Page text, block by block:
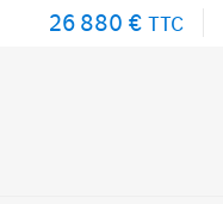
26 880 € TTC